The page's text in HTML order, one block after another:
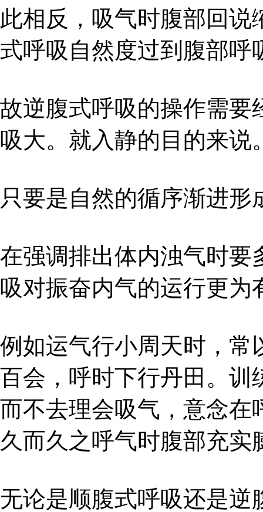
此相反，吸气时腹部回
式呼吸自然度过到腹部呼
故逆腹式呼吸的操作需要
吸大。就入静的目的来说
只要是自然的循序渐进
在强调排出体内浊气时要
吸对振奋内气的运行更为
例如运气行小周天时，常
百会，呼时下行丹田。训
而不去理会吸气，意念在
久而久之呼气时腹部充
无论是顺腹式呼吸还是